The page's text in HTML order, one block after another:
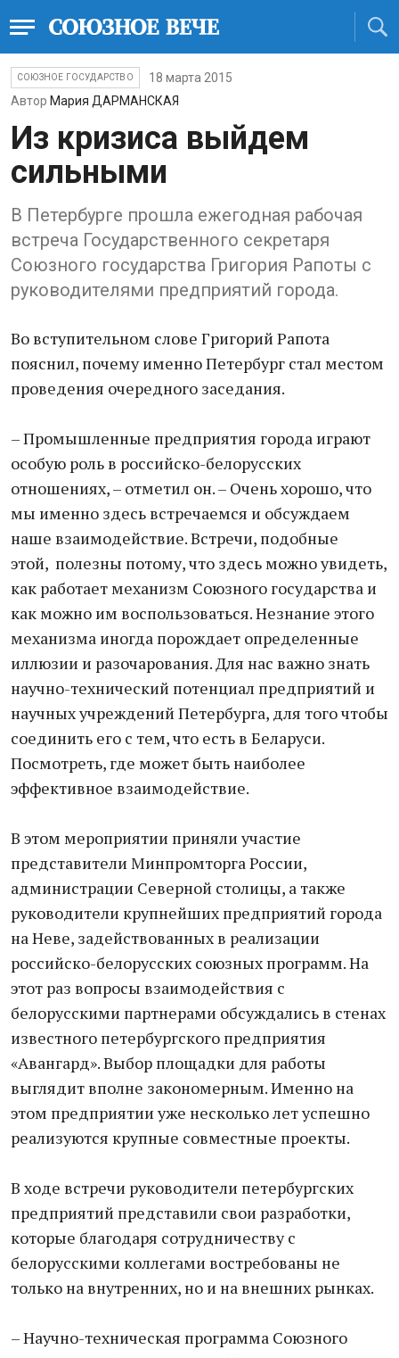
СОЮЗНОЕ ГОСУДАРСТВО
18 марта 2015
Автор Мария ДАРМАНСКАЯ
Из кризиса выйдем
сильными
В Петербурге прошла ежегодная рабочая
встреча Государственного секретаря
Союзного государства Григория Рапоты с
руководителями предприятий города.
Во вступительном слове Григорий Рапота
пояснил, почему именно Петербург стал местом
проведения очередного заседания.
– Промышленные предприятия города играют
особую роль в российско-белорусских
отношениях, – отметил он. – Очень хорошо, что
мы именно здесь встречаемся и обсуждаем
наше взаимодействие. Встречи, подобные
этой, полезны потому, что здесь можно увидеть,
как работает механизм Союзного государства и
как можно им воспользоваться. Незнание этого
механизма иногда порождает определенные
иллюзии и разочарования. Для нас важно знать
научно-технический потенциал предприятий и
научных учреждений Петербурга, для того чтобы
соединить его с тем, что есть в Беларуси.
Посмотреть, где может быть наиболее
эффективное взаимодействие.
В этом мероприятии приняли участие
представители Минпромторга России,
администрации Северной столицы, а также
руководители крупнейших предприятий города
на Неве, задействованных в реализации
российско-белорусских союзных программ. На
этот раз вопросы взаимодействия с
белорусскими партнерами обсуждались в стенах
известного петербургского предприятия
«Авангард». Выбор площадки для работы
выглядит вполне закономерным. Именно на
этом предприятии уже несколько лет успешно
реализуются крупные совместные проекты.
В ходе встречи руководители петербургских
предприятий представили свои разработки,
которые благодаря сотрудничеству с
белорусскими коллегами востребованы не
только на внутренних, но и на внешних рынках.
– Научно-техническая программа Союзного